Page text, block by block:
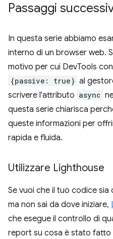
Passaggi
In questa serie abbiamo
interno di un browser web.
motivo per cui DevTools
{passive: true} al
scrivere l'attributo async
questa serie chiarisca
queste informazioni per
rapida e fluida.
Utilizzare Lighthouse
Se vuoi che il tuo codice
ma non sai da dove iniziare,
che esegue il controllo di
report su cosa è stato